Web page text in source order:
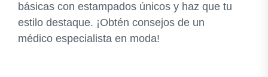
básicas con estampados únicos y haz que tu
estilo destaque. ¡Obtén consejos de un
médico especialista en moda!